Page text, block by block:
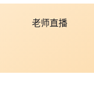
老师直播